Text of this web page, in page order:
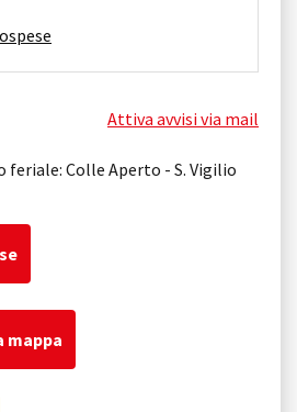
Attiva avvisi via mail
feriale: Colle Aperto - S. Vigilio
mappa